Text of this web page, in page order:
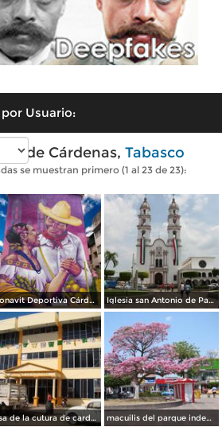
Usuario:
de Cárdenas, Tabasco
se muestran primero (1 al 23 de 23):
Infonavit Deportiva Cárdenas Tabasco Iglesia san Antonio de Padua de cárdenas tabasco
casa de la cutura de cardenas tabasco (actual) macuilis del parque independencia